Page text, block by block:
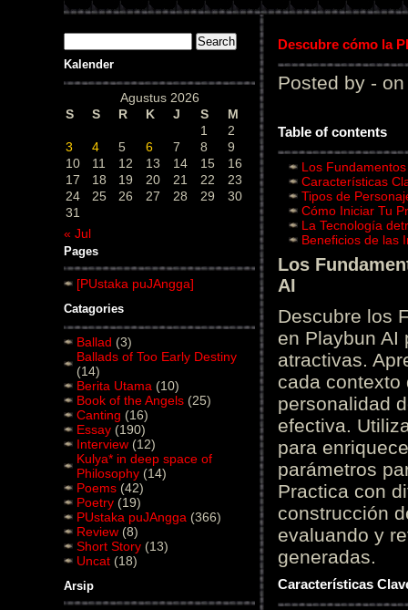
Kalender
Agustus 2026
S
S R K J S
M
1
2
3
4 5 6 7 8
9
10
11 12 13 14 15
16
17
18 19 20 21 22
23
24
25 26 27 28 29
30
31
« Jul
Pages
[PUstaka puJAngga]
Catagories
Ballad (3)
Ballads of Too Early Destiny
(14)
Berita Utama (10)
Book of the Angels (25)
Canting (16)
Essay (190)
Interview (12)
Kulya* in deep space of
Philosophy (14)
Poems (42)
Poetry (19)
PUstaka puJAngga (366)
Review (8)
Short Story (13)
Uncat (18)
Arsip
Descubre cómo la
Posted by - on
Table of contents
Los
Características
Tipos de
Cómo Iniciar Tu
La Tecnología
Beneficios de las
Los
AI
Descubre los
en Playbun AI
atractivas.
cada contexto
personalidad
efectiva.
para
parámetros
Practica con
construcción
evaluando y
generadas.
Características